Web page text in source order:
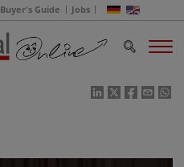
Buyer's Guide Jobs